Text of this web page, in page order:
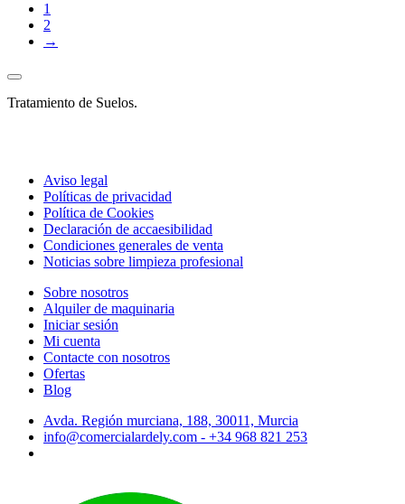
1
2
→
Tratamiento de Suelos.
Aviso legal
Políticas de privacidad
Política de Cookies
Declaración de accaesibilidad
Condiciones generales de venta
Noticias sobre limpieza profesional
Sobre nosotros
Alquiler de maquinaria
Iniciar sesión
Mi cuenta
Contacte con nosotros
Ofertas
Blog
Avda. Región murciana, 188, 30011, Murcia
info@comercialardely.com - +34 968 821 253